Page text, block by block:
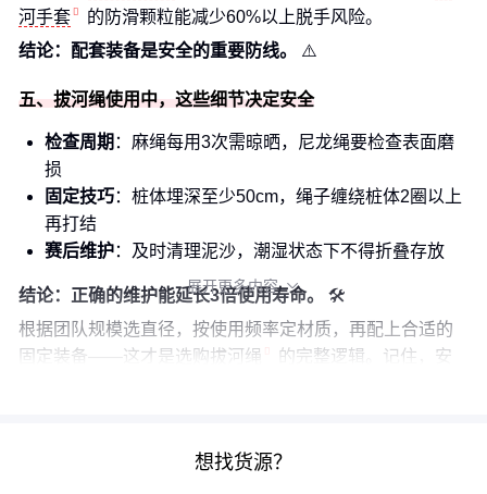
河手套
的防滑颗粒能减少60%以上脱手风险。
结论：配套装备是安全的重要防线。
⚠️
五、拔河绳使用中，这些细节决定安全
检查周期 ：麻绳每用3次需晾晒，尼龙绳要检查表面磨
损
固定技巧：桩体埋深至少50cm，绳子缠绕桩体2圈以上
再打结
赛后维护：及时清理泥沙，潮湿状态下不得折叠存放
结论：正确的维护能延长3倍使用寿命。
🛠️
根据团队规模选直径，按使用频率定材质，再配上合适的
固定装备——这才是选购拔河绳
的完整逻辑。记住，安
展开更多内容 
想找货源？